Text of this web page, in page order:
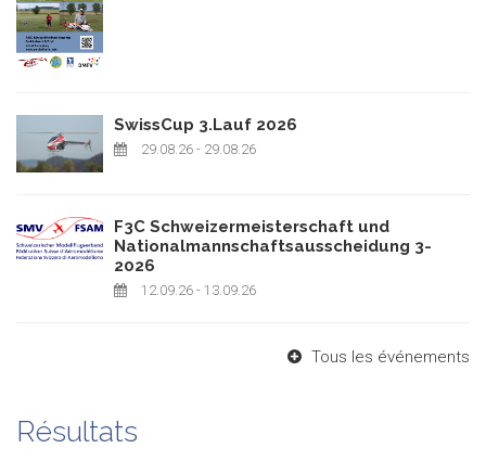
SwissCup 3.Lauf 2026
29.08.26 - 29.08.26
F3C Schweizermeisterschaft und
Nationalmannschaftsausscheidung 3-
2026
12.09.26 - 13.09.26
Tous les événements
Résultats